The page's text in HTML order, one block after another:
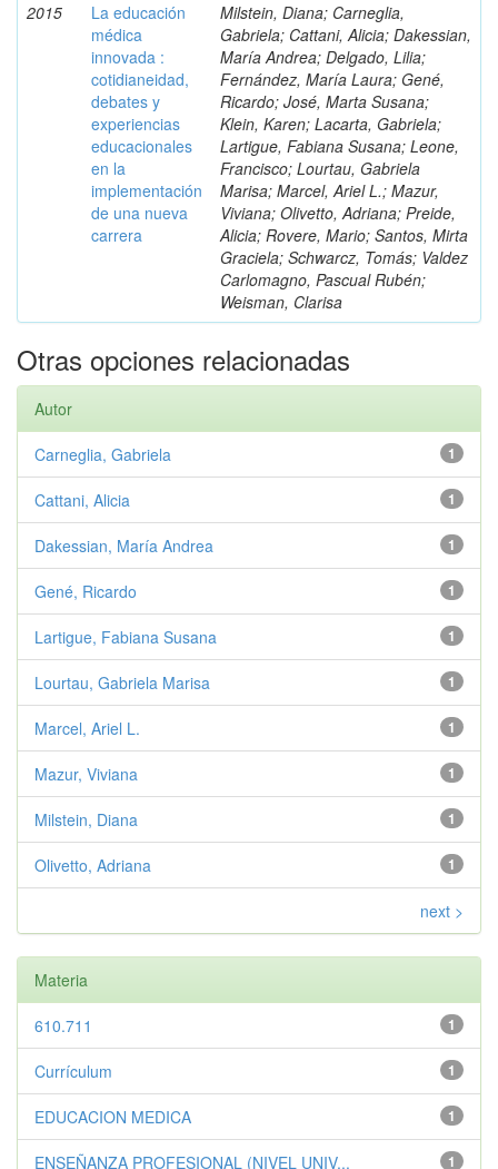
2015
La educación
médica
innovada :
cotidianeidad,
debates y
experiencias
educacionales
en la
implementación
de una nueva
carrera
Milstein, Diana; Carneglia,
Gabriela; Cattani, Alicia; Dakessian,
María Andrea; Delgado, Lilia;
Fernández, María Laura; Gené,
Ricardo; José, Marta Susana;
Klein, Karen; Lacarta, Gabriela;
Lartigue, Fabiana Susana; Leone,
Francisco; Lourtau, Gabriela
Marisa; Marcel, Ariel L.; Mazur,
Viviana; Olivetto, Adriana; Preide,
Alicia; Rovere, Mario; Santos, Mirta
Graciela; Schwarcz, Tomás; Valdez
Carlomagno, Pascual Rubén;
Weisman, Clarisa
Otras opciones relacionadas
Autor
1
Carneglia, Gabriela
1
Cattani, Alicia
1
Dakessian, María Andrea
1
Gené, Ricardo
1
Lartigue, Fabiana Susana
1
Lourtau, Gabriela Marisa
1
Marcel, Ariel L.
1
Mazur, Viviana
1
Milstein, Diana
1
Olivetto, Adriana
next >
Materia
1
610.711
1
Currículum
1
EDUCACION MEDICA
1
ENSEÑANZA PROFESIONAL (NIVEL UNIV...